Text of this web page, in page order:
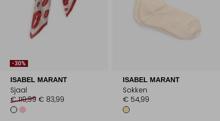
-30%
ISABEL MARANT
Sjaal
€ 119,99 € 83,99
ISABEL MARANT
Sokken
€ 54,99